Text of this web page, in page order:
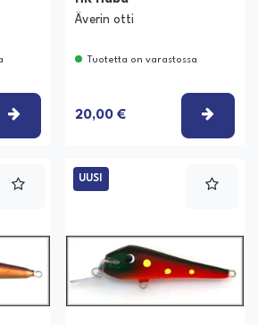
VALITSE VAIHTOEHTO
Äverin otti
Tuotetta on varastossa
20,00 €
UUSI